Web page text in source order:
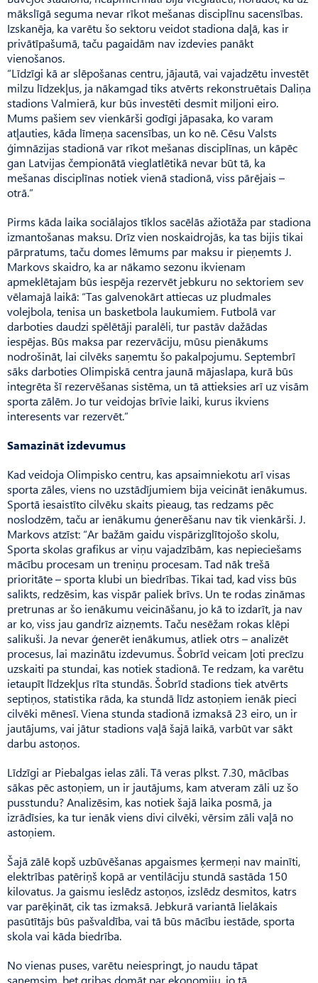
mākslīgā seguma nevar rīkot mešanas disciplīnu sacensības.
Izskanēja, ka varētu šo sektoru veidot stadiona daļā, kas ir
privātīpašumā, taču pagaidām nav izdevies panākt
vienošanos.
“Līdzīgi kā ar slēpošanas centru, jājautā, vai vajadzētu investēt
milzu līdzekļus, ja nākamgad tiks atvērts rekonstruētais Daliņa
stadions Valmierā, kur būs investēti desmit miljoni eiro.
Mums pašiem sev vienkārši godīgi jāpasaka, ko varam
atļauties, kāda līmeņa sacensības, un ko nē. Cēsu Valsts
ģimnāzijas stadionā var rīkot mešanas disciplīnas, un kāpēc
gan Latvijas čempionātā vieglatlētikā nevar būt tā, ka
mešanas disciplīnas notiek vienā stadionā, viss pārējais –
otrā.”
Pirms kāda laika sociālajos tīklos sacēlās ažiotāža par stadiona
izmantošanas maksu. Drīz vien noskaidrojās, ka tas bijis tikai
pārpratums, taču domes lēmums par maksu ir pieņemts J.
Markovs skaidro, ka ar nākamo sezonu ikvienam
apmeklētajam būs iespēja rezervēt jebkuru no sektoriem sev
vēlamajā laikā: “Tas galvenokārt attiecas uz pludmales
volejbola, tenisa un basketbola laukumiem. Futbolā var
darboties daudzi spēlētāji paralēli, tur pastāv dažādas
iespējas. Būs maksa par rezervāciju, mūsu pienākums
nodrošināt, lai cilvēks saņemtu šo pakalpojumu. Septembrī
sāks darboties Olimpiskā centra jaunā mājaslapa, kurā būs
integrēta šī rezervēšanas sistēma, un tā attieksies arī uz visām
sporta zālēm. Jo tur veidojas brīvie laiki, kurus ikviens
interesents var rezervēt.”
Samazināt izdevumus
Kad veidoja Olimpisko centru, kas apsaimniekotu arī visas
sporta zāles, viens no uzstādījumiem bija veicināt ienākumus.
Sportā iesaistīto cilvēku skaits pieaug, tas redzams pēc
noslodzēm, taču ar ienākumu ģenerēšanu nav tik vienkārši. J.
Markovs atzīst: “Ar bažām gaidu vispārizglītojošo skolu,
Sporta skolas grafikus ar viņu vajadzībām, kas nepieciešams
mācību procesam un treniņu procesam. Tad nāk trešā
prioritāte – sporta klubi un biedrības. Tikai tad, kad viss būs
salikts, redzēsim, kas vispār paliek brīvs. Un te rodas zināmas
pretrunas ar šo ienākumu veicināšanu, jo kā to izdarīt, ja nav
ar ko, viss jau gandrīz aizņemts. Taču nesēžam rokas klēpi
salikuši. Ja nevar ģenerēt ienākumus, atliek otrs – analizēt
procesus, lai mazinātu izdevumus. Šobrīd veicam ļoti precīzu
uzskaiti pa stundai, kas notiek stadionā. Te redzam, ka varētu
ietaupīt līdzekļus rīta stundās. Šobrīd stadions tiek atvērts
septiņos, statistika rāda, ka stundā līdz astoņiem ienāk pieci
cilvēki mēnesī. Viena stunda stadionā izmaksā 23 eiro, un ir
jautājums, vai jātur stadions vaļā šajā laikā, varbūt var sākt
darbu astoņos.
Līdzīgi ar Piebalgas ielas zāli. Tā veras plkst. 7.30, mācības
sākas pēc astoņiem, un ir jautājums, kam atveram zāli uz šo
pusstundu? Analizēsim, kas notiek šajā laika posmā, ja
izrādīsies, ka tur ienāk viens divi cilvēki, vērsim zāli vaļā no
astoņiem.
Šajā zālē kopš uzbūvēšanas apgaismes ķermeņi nav mainīti,
elektrības patēriņš kopā ar ventilāciju stundā sastāda 150
kilovatus. Ja gaismu ieslēdz astoņos, izslēdz desmitos, katrs
var parēķināt, cik tas izmaksā. Jebkurā variantā lielākais
pasūtītājs būs paš­valdība, vai tā būs mācību iestāde, sporta
skola vai kāda biedrība.
No vienas puses, varētu neiespringt, jo naudu tāpat
saņemsim, bet gribas domāt par ekonomiju, jo tā